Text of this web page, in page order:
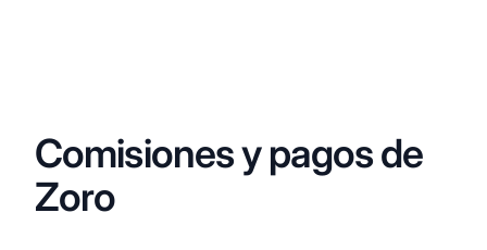
Comisiones y pagos de
Zoro